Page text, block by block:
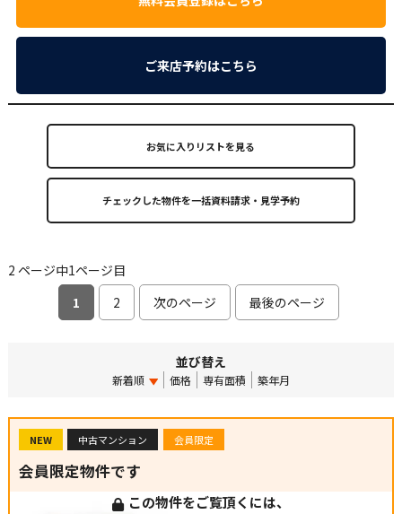
ご来店予約はこちら
お気に入りリストを見る
2 ページ中1ページ目
1
2 次のページ 最後のページ
並び替え
新着順 価格 専有面積 築年月
NEW 中古マンション 会員限定
会員限定物件です
この物件をご覧頂くには、